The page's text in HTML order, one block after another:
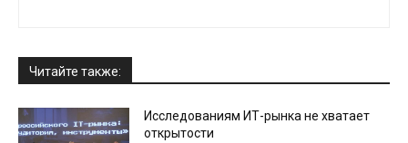
Читайте также:
Исследованиям ИТ-рынка не хватает
открытости